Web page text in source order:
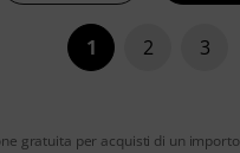
1 2 3
gratuita per acquisti di un